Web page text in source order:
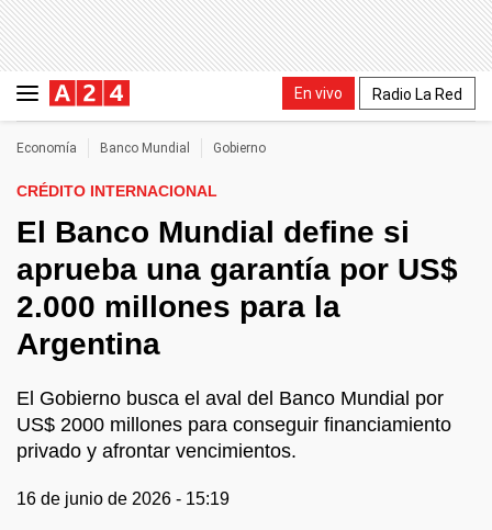
En vivo Radio La Red
Economía Banco Mundial Gobierno
CRÉDITO INTERNACIONAL
El Banco Mundial define si
aprueba una garantía por US$
2.000 millones para la
Argentina
El Gobierno busca el aval del Banco Mundial por
US$ 2000 millones para conseguir financiamiento
privado y afrontar vencimientos.
16 de junio de 2026 - 15:19